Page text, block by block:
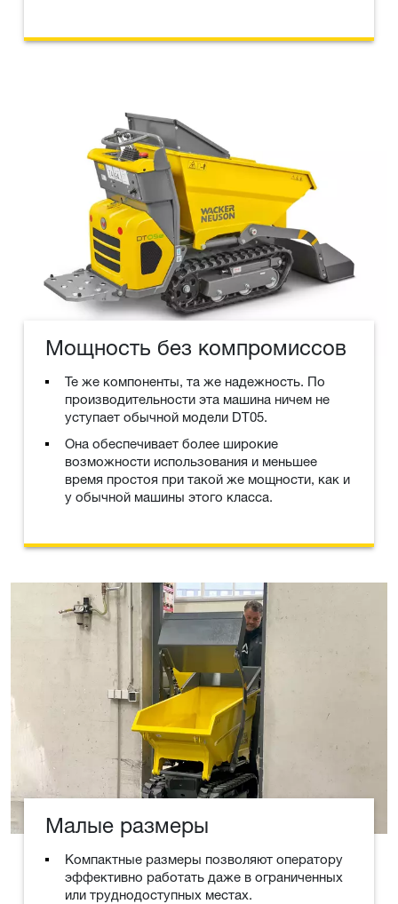
Мощность без компромиссов
Те же компоненты, та же надежность. По
производительности эта машина ничем не
уступает обычной модели DT05.
Она обеспечивает более широкие
возможности использования и меньшее
время простоя при такой же мощности, как и
у обычной машины этого класса.
Малые размеры
Компактные размеры позволяют оператору
эффективно работать даже в ограниченных
или труднодоступных местах.